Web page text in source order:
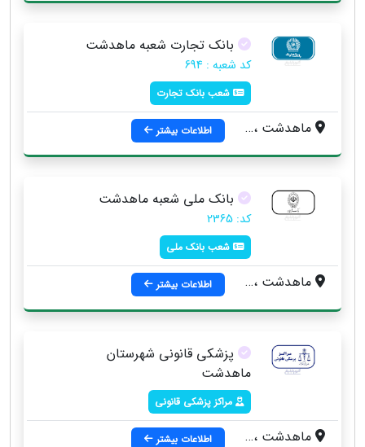
بانک تجارت شعبه ماهدشت
کد شعبه : 694
شعب بانک تجارت
ماهدشت ، روبروی باسکول اطلاعات بیشتر
بانک ملی شعبه ماهدشت
کد: 2365
شعب بانک ملی
ماهدشت ، بلوار امام خمینی (ره) اطلاعات بیشتر
پزشکی قانونی شهرستان
ماهدشت
مراکز پزشکی قانونی
ماهدشت ، خیابان شهید بهشتی ابتدای بلوار شهید عموزاده ، روبه روی ناحیه بسیج اطلاعات بیشتر